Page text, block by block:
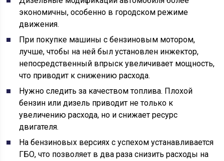
экономичны, особенно в городском режиме
движения.
При покупке машины с бензиновым мотором,
лучше, чтобы на ней был установлен инжектор,
непосредственный впрыск увеличивает мощность,
что приводит к снижению расхода.
Нужно следить за качеством топлива. Плохой
бензин или дизель приводит не только к
увеличению расхода, но и снижает ресурс
двигателя.
На бензиновых версиях с успехом устанавливается
ГБО, что позволяет в два раза снизить расходы на